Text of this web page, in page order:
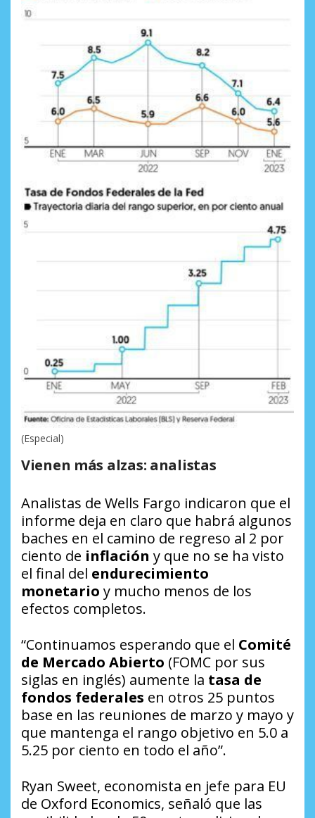
(Especial)
Vienen más alzas: analistas
Analistas de Wells Fargo indicaron que el
informe deja en claro que habrá algunos
baches en el camino de regreso al 2 por
ciento de inflación y que no se ha visto
el final del endurecimiento
monetario y mucho menos de los
efectos completos.
“Continuamos esperando que el Comité
de Mercado Abierto (FOMC por sus
siglas en inglés) aumente la tasa de
fondos federales en otros 25 puntos
base en las reuniones de marzo y mayo y
que mantenga el rango objetivo en 5.0 a
5.25 por ciento en todo el año”.
Ryan Sweet, economista en jefe para EU
de Oxford Economics, señaló que las